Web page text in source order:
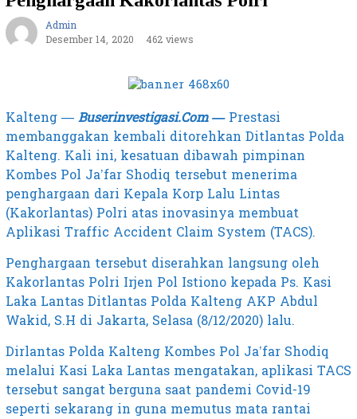
Admin
Desember 14, 2020
462 views
Kalteng —Buserinvestigasi.Com —Prestasi
membanggakan kembali ditorehkan Ditlantas Polda
Kalteng. Kali ini, kesatuan dibawah pimpinan
Kombes Pol Ja’far Shodiq tersebut menerima
penghargaan dari Kepala Korp Lalu Lintas
(Kakorlantas) Polri atas inovasinya membuat
Aplikasi Traffic Accident Claim System (TACS).
Penghargaan tersebut diserahkan langsung oleh
Kakorlantas Polri Irjen Pol Istiono kepada Ps. Kasi
Laka Lantas Ditlantas Polda Kalteng AKP Abdul
Wakid, S.H di Jakarta, Selasa (8/12/2020) lalu.
Dirlantas Polda Kalteng Kombes Pol Ja’far Shodiq
melalui Kasi Laka Lantas mengatakan, aplikasi TACS
tersebut sangat berguna saat pandemi Covid-19
seperti sekarang in guna memutus mata rantai